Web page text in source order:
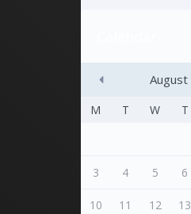
August
M T W T
3 4 5 6
10 11 12 13